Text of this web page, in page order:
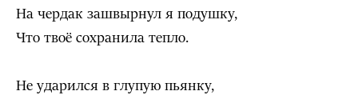
На чердак зашвырнул я подушку,
Что твоё сохранила тепло.
Не ударился в глупую пьянку,